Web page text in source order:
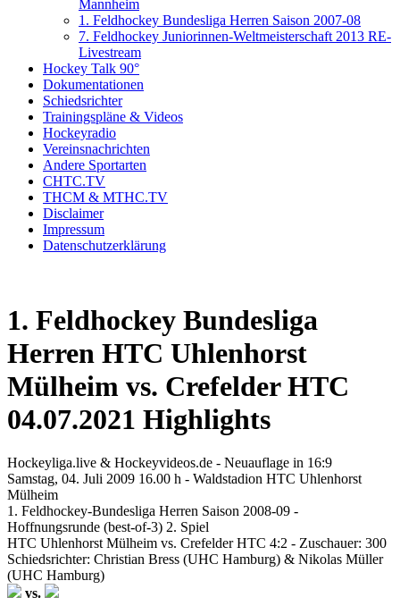
Mannheim
1. Feldhockey Bundesliga Herren Saison 2007-08
7. Feldhockey Juniorinnen-Weltmeisterschaft 2013 RE-
Livestream
Hockey Talk 90°
Dokumentationen
Schiedsrichter
Trainingspläne & Videos
Hockeyradio
Vereinsnachrichten
Andere Sportarten
CHTC.TV
THCM & MTHC.TV
Disclaimer
Impressum
Datenschutzerklärung
1. Feldhockey Bundesliga
Herren HTC Uhlenhorst
Mülheim vs. Crefelder HTC
04.07.2021 Highlights
Hockeyliga.live & Hockeyvideos.de - Neuauflage in 16:9
Samstag, 04. Juli 2009 16.00 h - Waldstadion HTC Uhlenhorst
Mülheim
1. Feldhockey-Bundesliga Herren Saison 2008-09 -
Hoffnungsrunde (best-of-3) 2. Spiel
HTC Uhlenhorst Mülheim vs. Crefelder HTC 4:2 - Zuschauer: 300
Schiedsrichter: Christian Bress (UHC Hamburg) & Nikolas Müller
(UHC Hamburg)
vs.